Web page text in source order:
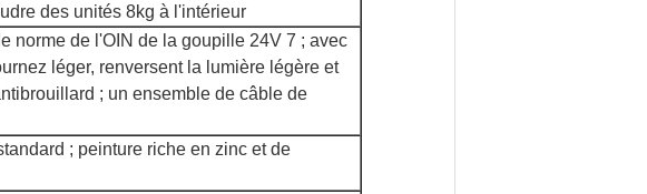
des unités 8kg à l'intérieur
norme de l'OIN de la goupille 24V 7 ; avec
léger, renversent la lumière légère et
; un ensemble de câble de
; peinture riche en zinc et de